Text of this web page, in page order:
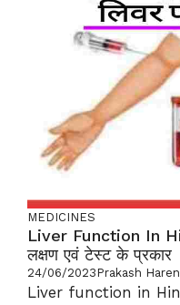
MEDICINES
Liver Function In
लक्षण एवं टेस्ट के प्रकार
24/06/2023Prakash
Liver function in